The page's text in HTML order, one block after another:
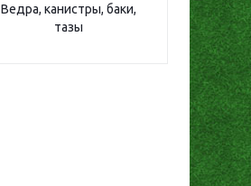
Ведра, канистры, баки,
тазы